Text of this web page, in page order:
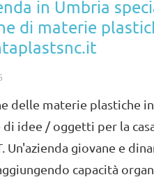
in Umbria
di materie
delle materie plastiche
di idee / oggetti per la
Un'azienda giovane e
capacità